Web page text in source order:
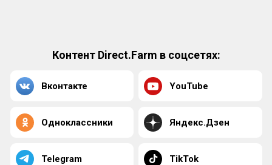
Контент Direct.Farm в соцсетях:
Вконтакте YouTube
Одноклассники Яндекс.Дзен
Telegram TikTok